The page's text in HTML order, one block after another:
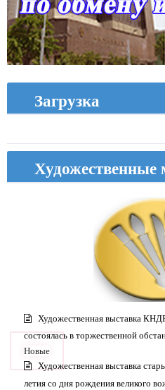
съезда ТПК
2026.2.26.
Блестяще перевыполнен план
тыс. квартир в г. Пхеньяне,
В торжественной обстановке
строительства жилых домов на 10
жилищного строительства в районе
Загрузка
Художественные
Художественная выставка
состоялась в торжественной
Новые
Художественная выставка
летия со дня рождения великого